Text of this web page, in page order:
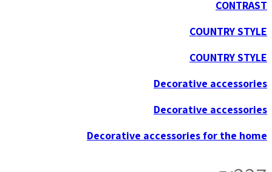
CONTRAST
COUNTRY STYLE
COUNTRY STYLE
Decorative accessories
Decorative accessories
Decorative accessories for the home